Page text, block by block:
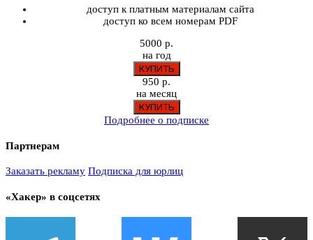
доступ к платным материалам сайта
доступ ко всем номерам PDF
5000 р.
на год
950 р.
на месяц
Подробнее о подписке
Партнерам
Заказать рекламу Подписка для юрлиц
«Хакер» в соцсетях